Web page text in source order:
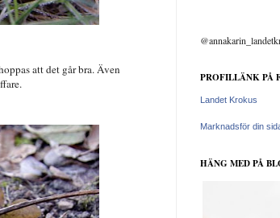
att det går bra. Även
PROFILLÄNK PÅ
Landet Krokus
Marknadsför din
HÄNG MED PÅ